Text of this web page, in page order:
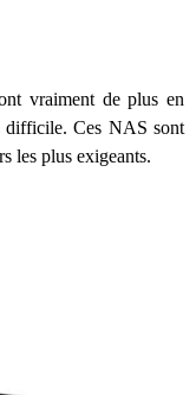
vraiment de plus en
difficile. Ces NAS sont
les plus exigeants.